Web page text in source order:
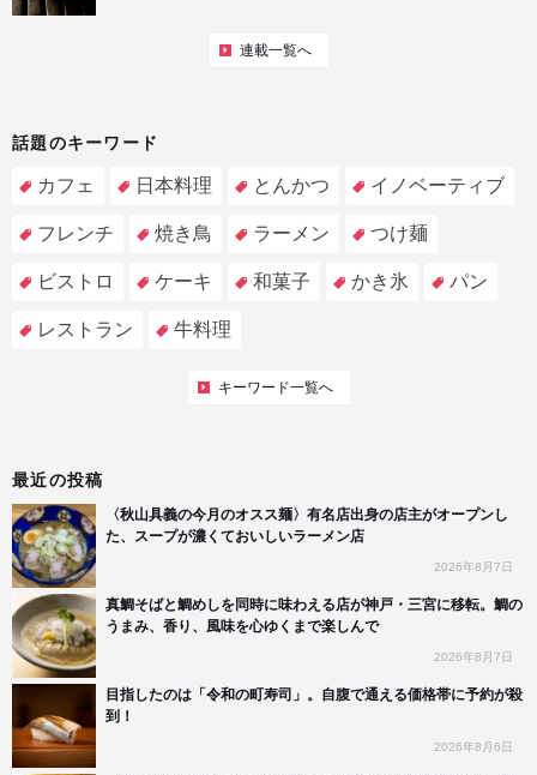
連載一覧へ
話題のキーワード
カフェ 日本料理 とんかつ イノベーティブ
フレンチ 焼き鳥 ラーメン つけ麺
ビストロ ケーキ 和菓子 かき氷 パン
レストラン 牛料理
キーワード一覧へ
最近の投稿
〈秋山具義の今月のオスス麺〉有名店出身の店主がオープンし
た、スープが濃くておいしいラーメン店
2026年8月7日
真鯛そばと鯛めしを同時に味わえる店が神戸・三宮に移転。鯛の
うまみ、香り、風味を心ゆくまで楽しんで
2026年8月7日
目指したのは「令和の町寿司」。自腹で通える価格帯に予約が殺
到！
2026年8月6日